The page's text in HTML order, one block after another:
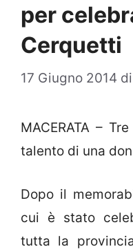
per
Cerquetti
17 Giugno 2014 di
MACERATA –
talento di una
Dopo il
cui è stato
tutta la